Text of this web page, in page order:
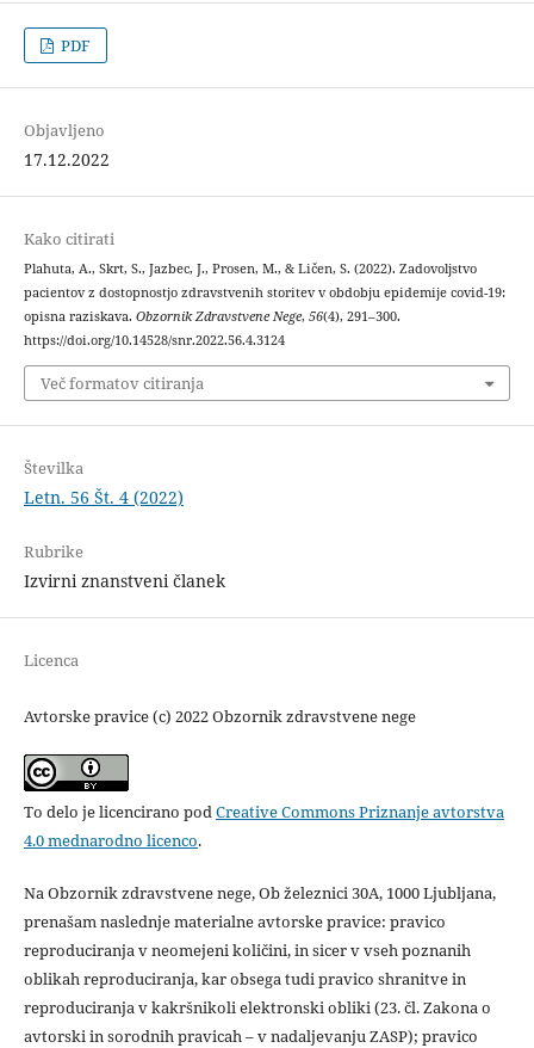
PDF
Objavljeno
17.12.2022
Kako citirati
Plahuta, A., Skrt, S., Jazbec, J., Prosen, M., & Ličen, S. (2022). Zadovoljstvo
pacientov z dostopnostjo zdravstvenih storitev v obdobju epidemije covid-19:
opisna raziskava. Obzornik Zdravstvene Nege, 56(4), 291–300.
https://doi.org/10.14528/snr.2022.56.4.3124
Več formatov citiranja
Številka
Letn. 56 Št. 4 (2022)
Rubrike
Izvirni znanstveni članek
Licenca
Avtorske pravice (c) 2022 Obzornik zdravstvene nege
To delo je licencirano podCreative Commons Priznanje avtorstva
4.0 mednarodno licenco.
Na Obzornik zdravstvene nege, Ob železnici 30A, 1000 Ljubljana,
prenašam naslednje materialne avtorske pravice: pravico
reproduciranja v neomejeni količini, in sicer v vseh poznanih
oblikah reproduciranja, kar obsega tudi pravico shranitve in
reproduciranja v kakršnikoli elektronski obliki (23. čl. Zakona o
avtorski in sorodnih pravicah – v nadaljevanju ZASP); pravico